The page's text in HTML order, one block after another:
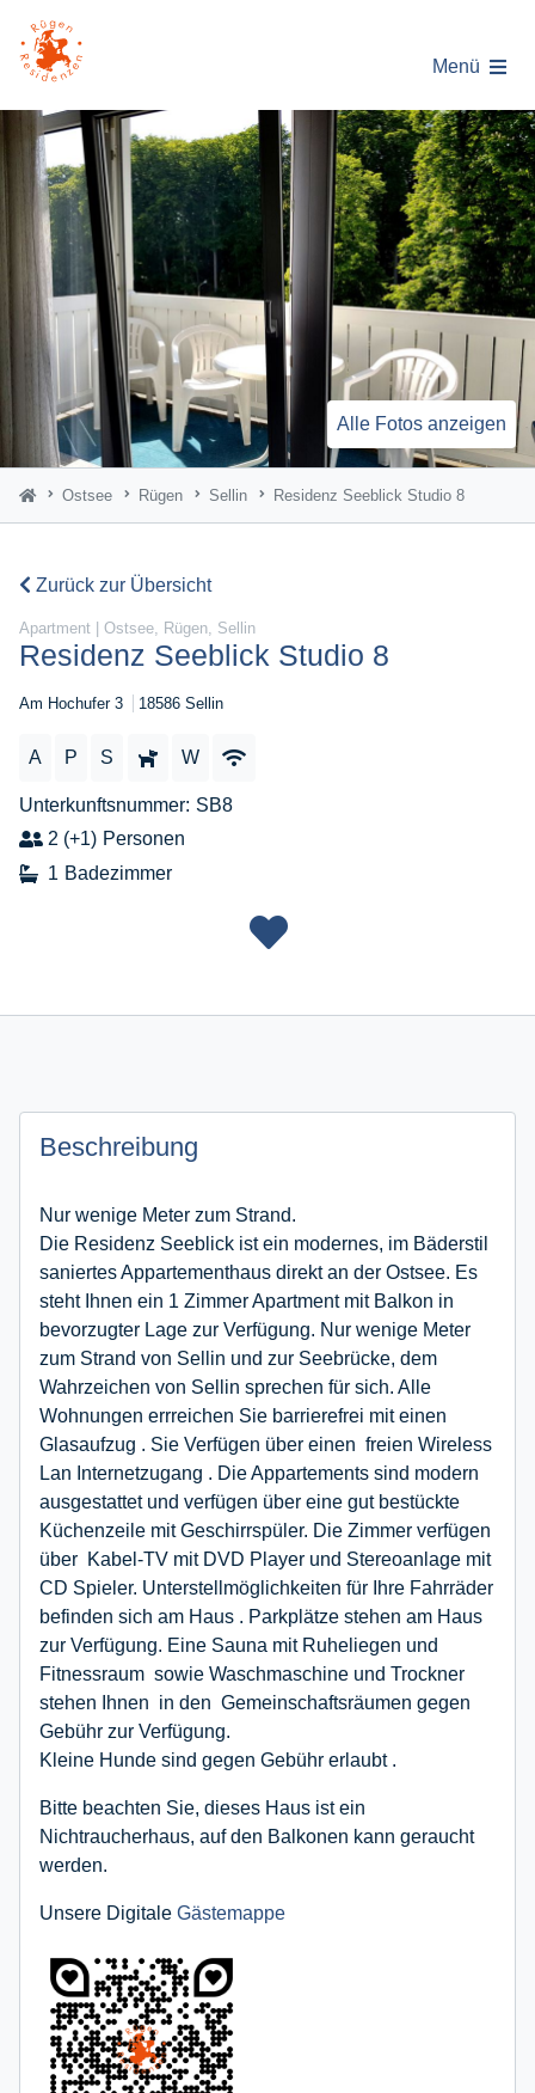
Menü
Alle Fotos anzeigen
Ostsee Rügen Sellin Residenz Seeblick Studio 8
Zurück zur Übersicht
Apartment | Ostsee, Rügen, Sellin
Residenz Seeblick Studio 8
Am Hochufer 3 18586 Sellin
A P S W
Unterkunftsnummer SB8
Personen
2 (+1)
Badezimmer
1
Beschreibung
Nur wenige Meter zum Strand.
Die Residenz Seeblick ist ein modernes, im Bäderstil
saniertes Appartementhaus direkt an der Ostsee. Es
steht Ihnen ein 1 Zimmer Apartment mit Balkon in
bevorzugter Lage zur Verfügung. Nur wenige Meter
zum Strand von Sellin und zur Seebrücke, dem
Wahrzeichen von Sellin sprechen für sich. Alle
Wohnungen errreichen Sie barrierefrei mit einen
Glasaufzug . Sie Verfügen über einen freien Wireless
Lan Internetzugang . Die Appartements sind modern
ausgestattet und verfügen über eine gut bestückte
Küchenzeile mit Geschirrspüler. Die Zimmer verfügen
über Kabel-TV mit DVD Player und Stereoanlage mit
CD Spieler. Unterstellmöglichkeiten für Ihre Fahrräder
befinden sich am Haus . Parkplätze stehen am Haus
zur Verfügung. Eine Sauna mit Ruheliegen und
Fitnessraum sowie Waschmaschine und Trockner
stehen Ihnen in den Gemeinschaftsräumen gegen
Gebühr zur Verfügung.
Kleine Hunde sind gegen Gebühr erlaubt .
Bitte beachten Sie, dieses Haus ist ein
Nichtraucherhaus, auf den Balkonen kann geraucht
werden.
Unsere Digitale Gästemappe